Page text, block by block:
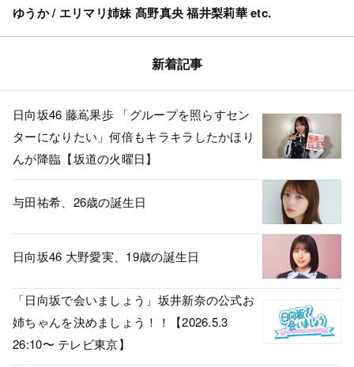
ゆうか / エリマリ姉妹 髙野真央 福井梨莉華 etc.
新着記事
日向坂46 藤嶌果歩 「グループを照らすセン
ターになりたい」何倍もキラキラしたかほり
んが降臨【坂道の火曜日】
与田祐希、26歳の誕生日
日向坂46 大野愛実、19歳の誕生日
「日向坂で会いましょう」坂井新奈の公式お
姉ちゃんを決めましょう！！【2026.5.3
26:10〜 テレビ東京】